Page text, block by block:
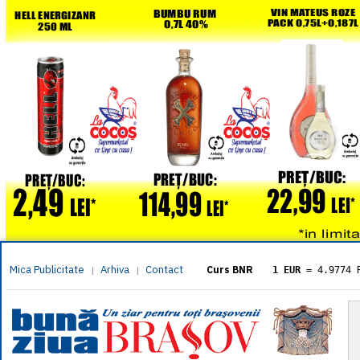
Mica Publicitate | Arhiva | Contact Curs BNR 1 EUR = 4.9774
= 5.8304
1 XAU= 464.4611
1 AED= 1.1933
1 AUD= 2.7957
1 BGN= 2.5449